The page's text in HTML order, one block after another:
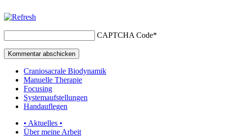
CAPTCHA Code*
Craniosacrale Biodynamik
Manuelle Therapie
Focusing
Systemaufstellungen
Handauflegen
• Aktuelles •
Über meine Arbeit